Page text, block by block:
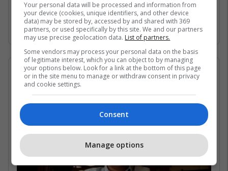
Gjirin Persik dhe nuk janë në gjendje të arrijnë
në det të hapur për shkak të bllokadës
iraniane. /Telegrafi/
07/05/2026 • 16:19
Në çfarë kushtesh mund të
rihapet Ngushtica e Hormuzit?
Your personal data will be processed and information from
your device (cookies, unique identifiers, and other device
data) may be stored by, accessed by and shared with 369
partners, or used specifically by this site. We and our partners
may use precise geolocation data. List of partners.
Some vendors may process your personal data on the basis
of legitimate interest, which you can object to by managing
your options below. Look for a link at the bottom of this page
or in the site menu to manage or withdraw consent in privacy
and cookie settings.
Consent
Manage options